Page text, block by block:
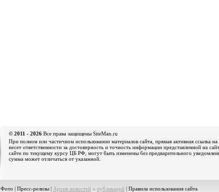
© 2011 - 2026 Все права защищены SiteMan.ru
При полном или частичном использовании материалов сайта, прямая активная ссылка
несет ответственности за достоверность и точность информации представленной на
сайте по текущему курсу ЦБ РФ, могут быть изменены без предварительного
сумма может отличаться от указанной.
Фото | Пресс-релизы | Архив новостей и публикаций | Правила использования сайта